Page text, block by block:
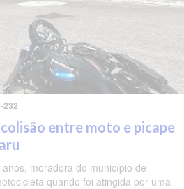
232
entre moto e picape
moradora do município de
quando foi atingida por uma